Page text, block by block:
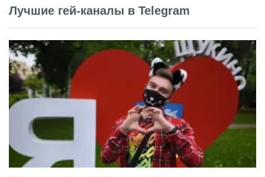
Лучшие гей-каналы в Telegram